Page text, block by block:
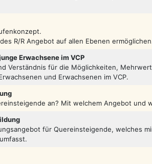
R/R Angebot auf allen Ebenen
Erwachsene im VCP
Verständnis für die Möglichkeiten,
und Erwachsenen im VCP.
an? Mit welchem Angebot und
für Quereinsteigende, welches